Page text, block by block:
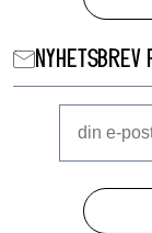
NYHETSBREV